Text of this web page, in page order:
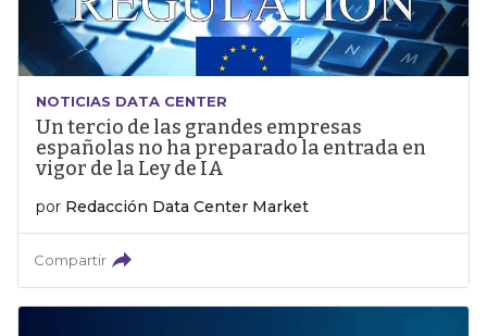
NOTICIAS DATA CENTER
Un tercio de las grandes empresas
españolas no ha preparado la entrada en
vigor de la Ley de IA
por Redacción Data Center Market
Compartir